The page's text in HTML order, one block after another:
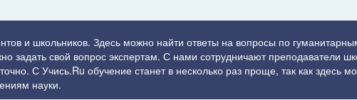
и школьников. Здесь можно найти ответы на вопросы по
задать свой вопрос экспертам. С нами сотрудничают преподаватели
С Учись.Ru обучение станет в несколько раз проще, так как здесь
науки.